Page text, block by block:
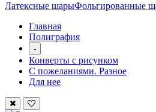
Латексные шарыФольгированные
Главная
Полиграфия
-
Конверты с рисунком
С пожеланиями. Разное
Для нее